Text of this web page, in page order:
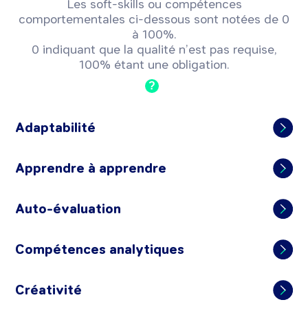
Les soft-skills ou compétences
comportementales ci-dessous sont notées de 0
à 100%.
0 indiquant que la qualité n’est pas requise,
100% étant une obligation.
?
Adaptabilité
Apprendre à apprendre
Auto-évaluation
Compétences analytiques
Créativité